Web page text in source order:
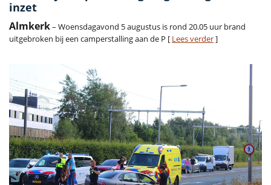
inzet
Almkerk– Woensdagavond 5 augustus is rond 20.05 uur brand
uitgebroken bij een camperstalling aan de P [ Lees verder]